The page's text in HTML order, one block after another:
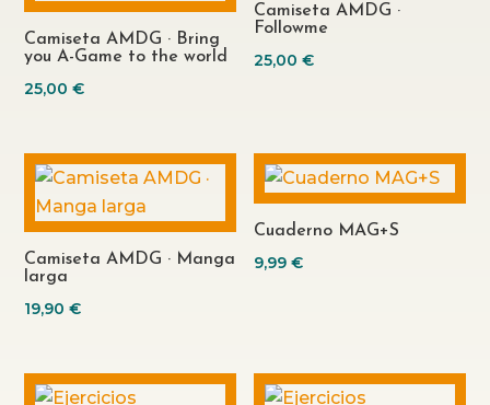
Camiseta AMDG · Bring
you A-Game to the world
25,00€
Camiseta AMDG ·
Followme
25,00€
Camiseta AMDG · Manga
larga
19,90€
Cuaderno MAG+S
9,99€